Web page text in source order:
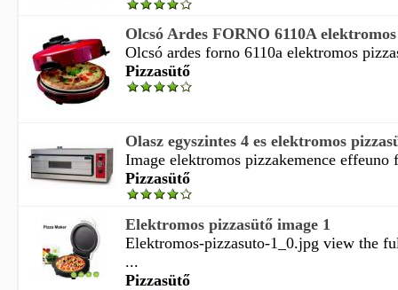
Olcsó Ardes FORNO 6110A
Olcsó ardes forno 6110a elektromos
Pizzasütő
Olasz egyszintes 4 es elektromos
Image elektromos pizzakemence effeuno
Pizzasütő
Elektromos pizzasütő image 1
Elektromos-pizzasuto-1_0.jpg view the
...
Pizzasütő